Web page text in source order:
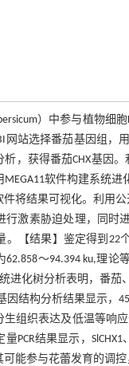
）中参与植物细胞
站选择番茄基因组，
，获得番茄CHX基因。
软件构建系统进
将结果可视化。利用
激素胁迫处理，同时
【结果】鉴定得到22个
～94.394 ku,理论
进化树分析表明，番茄
因结构分析结果显示，
组织表达及低温等响
PCR结果显示，
能参与花蕾发育的调控